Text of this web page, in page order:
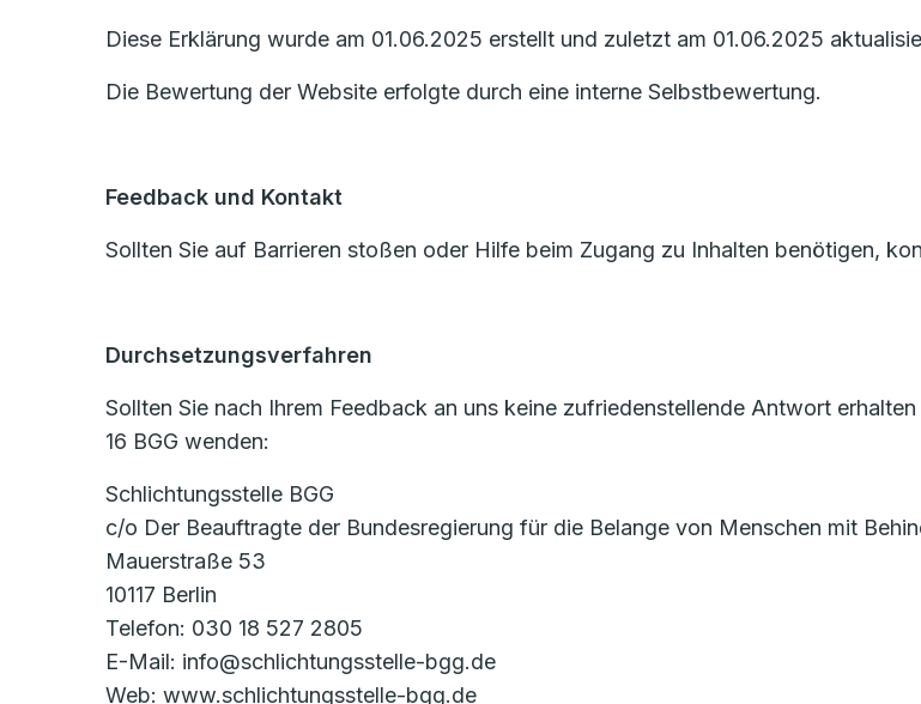
Diese Erklärung wurde am 01.06.2025 erstellt und zuletzt am 01.06.2025
Die Bewertung der Website erfolgte durch eine interne Selbstbewertung.
Feedback und Kontakt
Sollten Sie auf Barrieren stoßen oder Hilfe beim Zugang zu Inhalten benötigen,
Durchsetzungsverfahren
Sollten Sie nach Ihrem Feedback an uns keine zufriedenstellende Antwort
16 BGG wenden:
Schlichtungsstelle BGG
c/o Der Beauftragte der Bundesregierung für die Belange von Menschen mit
Mauerstraße 53
10117 Berlin
Telefon: 030 18 527 2805
E-Mail: info@schlichtungsstelle-bgg.de
Web: www.schlichtungsstelle-bgg.de